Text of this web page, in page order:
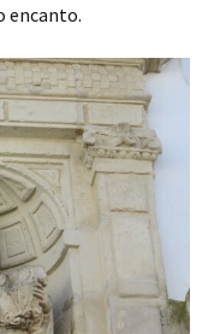
encanto.